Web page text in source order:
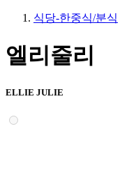
식당-한중식/분식
엘리줄리
ELLIE JULIE